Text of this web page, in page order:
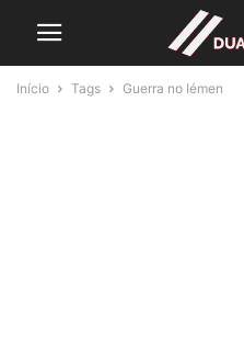
Início Tags Guerra no Iémen